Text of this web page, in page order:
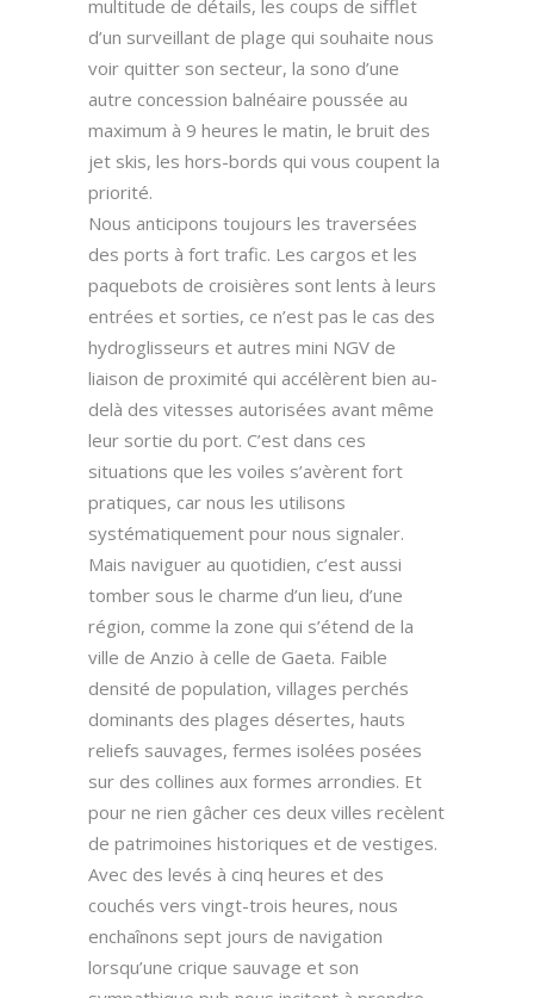
multitude de détails, les coups de sifflet
d’un surveillant de plage qui souhaite nous
voir quitter son secteur, la sono d’une
autre concession balnéaire poussée au
maximum à 9 heures le matin, le bruit des
jet skis, les hors-bords qui vous coupent la
priorité.
Nous anticipons toujours les traversées
des ports à fort trafic. Les cargos et les
paquebots de croisières sont lents à leurs
entrées et sorties, ce n’est pas le cas des
hydroglisseurs et autres mini NGV de
liaison de proximité qui accélèrent bien au-
delà des vitesses autorisées avant même
leur sortie du port. C’est dans ces
situations que les voiles s’avèrent fort
pratiques, car nous les utilisons
systématiquement pour nous signaler.
Mais naviguer au quotidien, c’est aussi
tomber sous le charme d’un lieu, d’une
région, comme la zone qui s’étend de la
ville de Anzio à celle de Gaeta. Faible
densité de population, villages perchés
dominants des plages désertes, hauts
reliefs sauvages, fermes isolées posées
sur des collines aux formes arrondies. Et
pour ne rien gâcher ces deux villes recèlent
de patrimoines historiques et de vestiges.
Avec des levés à cinq heures et des
couchés vers vingt-trois heures, nous
enchaînons sept jours de navigation
lorsqu’une crique sauvage et son